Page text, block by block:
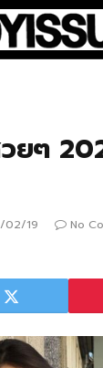
ยๆ
02/19
No